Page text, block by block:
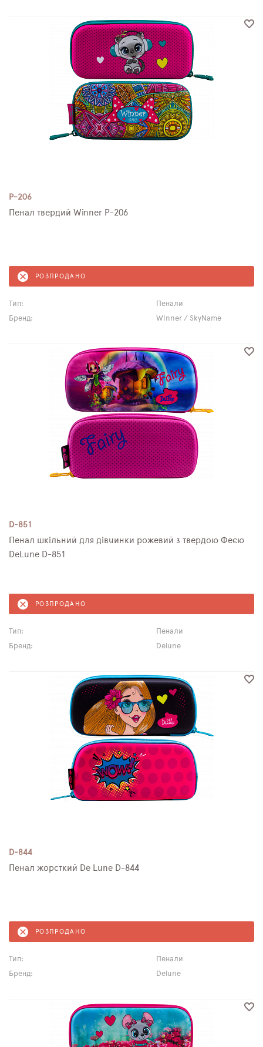
P-206
Пенал твердий Winner P-206
РОЗПРОДАНО
Тип:
Пенали
Бренд:
Winner / SkyName
D-851
Пенал шкільний для дівчинки рожевий з твердою Феєю
DeLune D-851
РОЗПРОДАНО
Тип:
Пенали
Бренд:
Delune
D-844
Пенал жорсткий De Lune D-844
РОЗПРОДАНО
Тип:
Пенали
Бренд:
Delune